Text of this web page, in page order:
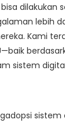
dilakukan
lebih
Kami
sistem
sistem